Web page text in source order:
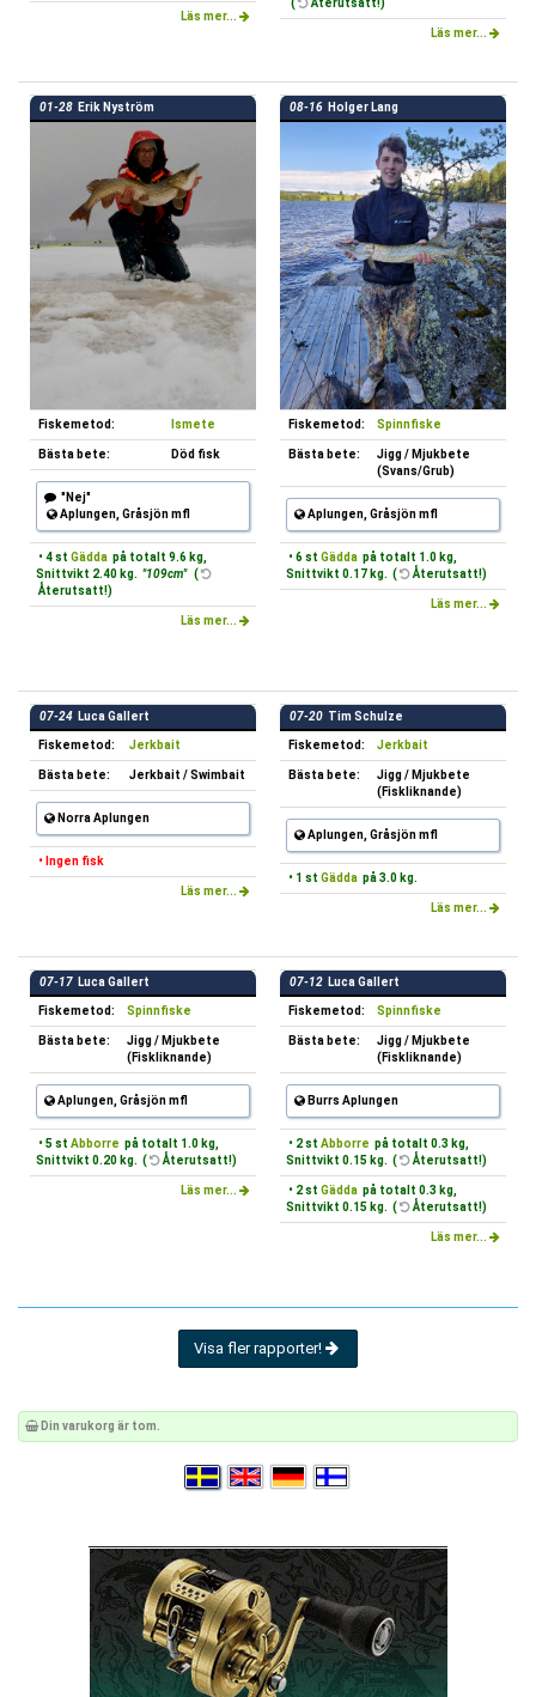
Läs mer...
Läs mer...
01-28 Erik Nyström
Fiskemetod: Ismete
Bästa bete: Död fisk
"Nej"
Aplungen, Gråsjön mfl
• 4 st Gädda på totalt 9.6 kg,
Snittvikt 2.40 kg. "109cm" (
Återutsatt!)
Läs mer...
08-16 Holger Lang
Fiskemetod: Spinnfiske
Bästa bete:
Jigg / Mjukbete
(Svans/Grub)
Aplungen, Gråsjön mfl
• 6 st Gädda på totalt 1.0 kg,
Snittvikt 0.17 kg. (
Återutsatt!)
Läs mer...
07-24 Luca Gallert
Fiskemetod: Jerkbait
Bästa bete: Jerkbait / Swimbait
Norra Aplungen
• Ingen fisk
Läs mer...
07-20 Tim Schulze
Fiskemetod: Jerkbait
Bästa bete:
Jigg / Mjukbete
(Fiskliknande)
Aplungen, Gråsjön mfl
• 1 st Gädda på 3.0 kg.
Läs mer...
07-17 Luca Gallert
Fiskemetod: Spinnfiske
Bästa bete:
Jigg / Mjukbete
(Fiskliknande)
Aplungen, Gråsjön mfl
• 5 st Abborre på totalt 1.0 kg,
Snittvikt 0.20 kg. (
Återutsatt!)
Läs mer...
07-12 Luca Gallert
Fiskemetod: Spinnfiske
Bästa bete:
Jigg / Mjukbete
(Fiskliknande)
Burrs Aplungen
• 2 st Abborre på totalt 0.3 kg,
Snittvikt 0.15 kg. (
Återutsatt!)
• 2 st Gädda på totalt 0.3 kg,
Snittvikt 0.15 kg. (
Återutsatt!)
Läs mer...
Visa fler rapporter!
Din varukorg är tom.